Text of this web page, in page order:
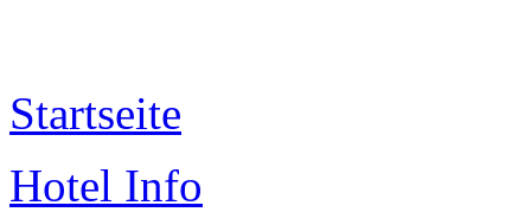
Startseite
Hotel Info